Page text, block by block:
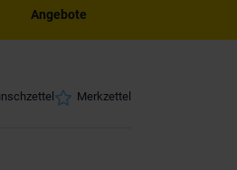
Angebote
Merkzettel